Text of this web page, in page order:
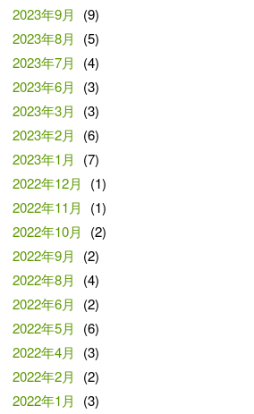
2023年9月
(9)
2023年8月
(5)
2023年7月
(4)
2023年6月
(3)
2023年3月
(3)
2023年2月
(6)
2023年1月
(7)
2022年12月
(1)
2022年11月
(1)
2022年10月
(2)
2022年9月
(2)
2022年8月
(4)
2022年6月
(2)
2022年5月
(6)
2022年4月
(3)
2022年2月
(2)
2022年1月
(3)